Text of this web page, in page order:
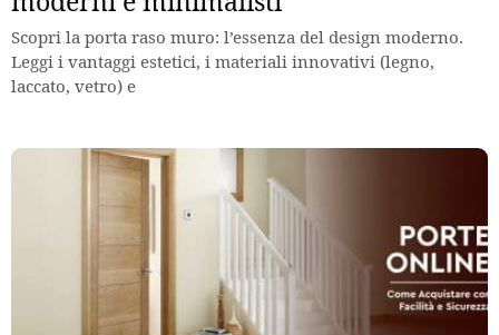
Scopri la porta raso muro: l’essenza del design moderno.
Leggi i vantaggi estetici, i materiali innovativi (legno,
laccato, vetro) e